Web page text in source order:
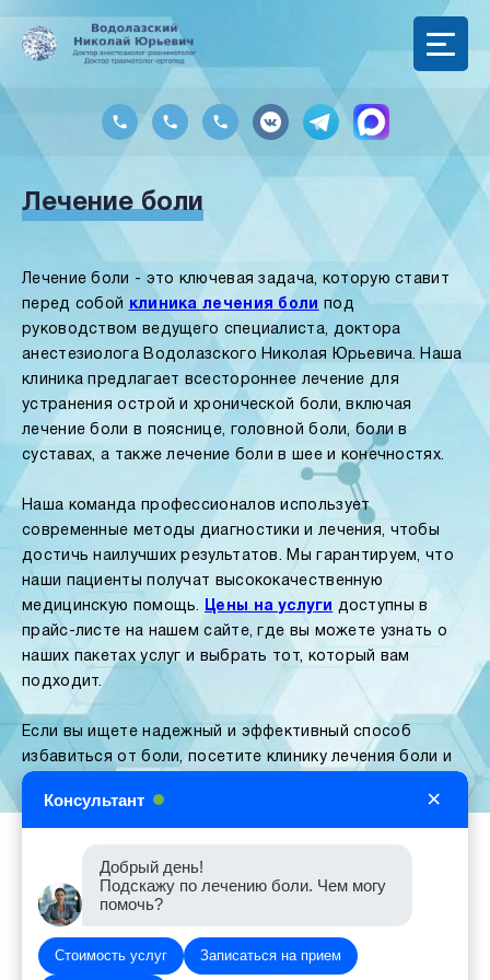
Лечение боли
Лечение боли - это ключевая задача, которую ставит
перед собой клиника лечения боли под
руководством ведущего специалиста, доктора
анестезиолога Водолазского Николая Юрьевича. Наша
клиника предлагает всестороннее лечение для
устранения острой и хронической боли, включая
лечение боли в пояснице, головной боли, боли в
суставах, а также лечение боли в шее и конечностях.
Наша команда профессионалов использует
современные методы диагностики и лечения, чтобы
достичь наилучших результатов. Мы гарантируем, что
наши пациенты получат высококачественную
медицинскую помощь.
Цены на услуги доступны в
прайс-листе на нашем сайте, где вы можете узнать о
наших пакетах услуг и выбрать тот, который вам
подходит.
Если вы ищете надежный и эффективный способ
избавиться от боли, посетите клинику лечения боли и
запишитесь на консультацию с
Водолазским Николаем Юрьевичем
Соединить Вас прямо сейчас с сотрудником
колл-центра?
Жмите на номер:+7 (473) 210-31-03
Консультант ×
Добрый день!
Подскажу по лечению боли. Чем могу
помочь?
Стоимость услуг Записаться на прием